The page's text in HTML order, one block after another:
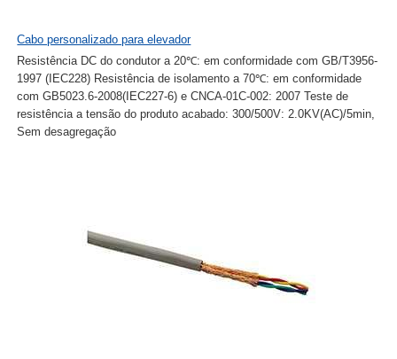
Cabo personalizado para elevador
Resistência DC do condutor a 20℃: em conformidade com GB/T3956-
1997 (IEC228) Resistência de isolamento a 70℃: em conformidade
com GB5023.6-2008(IEC227-6) e CNCA-01C-002: 2007 Teste de
resistência a tensão do produto acabado: 300/500V: 2.0KV(AC)/5min,
Sem desagregação